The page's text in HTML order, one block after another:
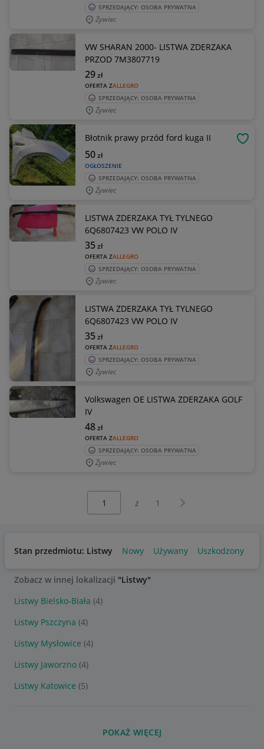
SPRZEDAJĄCY: OSOBA PRYWATNA
Żywiec
VW SHARAN 2000- LISTWA ZDERZAKA
PRZOD 7M3807719
OFERTA ZALLEGRO
29zł
SPRZEDAJĄCY: OSOBA PRYWATNA
Żywiec
Błotnik prawy przód ford kuga II
OGŁOSZENIE
50zł
SPRZEDAJĄCY: OSOBA PRYWATNA
Żywiec
LISTWA ZDERZAKA TYŁ TYLNEGO
6Q6807423 VW POLO IV
OFERTA ZALLEGRO
35zł
SPRZEDAJĄCY: OSOBA PRYWATNA
Żywiec
LISTWA ZDERZAKA TYŁ TYLNEGO
6Q6807423 VW POLO IV
OFERTA ZALLEGRO
35zł
SPRZEDAJĄCY: OSOBA PRYWATNA
Żywiec
Volkswagen OE LISTWA ZDERZAKA GOLF
IV
OFERTA ZALLEGRO
48zł
SPRZEDAJĄCY: OSOBA PRYWATNA
Żywiec
z 1 Następna strona
Stan przedmiotu: Listwy Nowy Używany Uszkodzony
Zobacz w innej lokalizacji "Listwy"
Listwy Bielsko-Biała (4)
Listwy Pszczyna (4)
Listwy Mysłowice (4)
Listwy Jaworzno (4)
Listwy Katowice (5)
POKAŻ WIĘCEJ